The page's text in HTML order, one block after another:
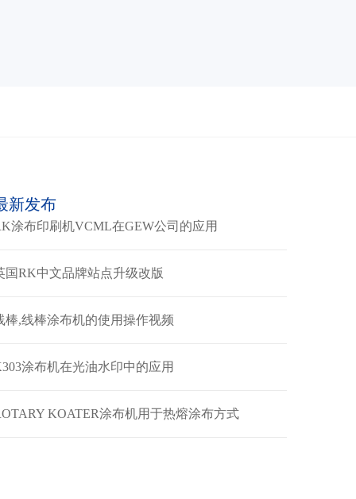
新发布
涂布印刷机VCML在GEW公司的应用
国RK中文品牌站点升级改版
棒,线棒涂布机的使用操作视频
涂布机在光油水印中的应用
KOATER涂布机用于热熔涂布方式